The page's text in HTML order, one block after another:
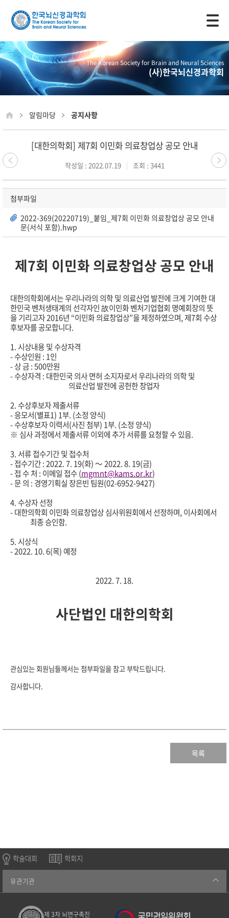
The Korean Society for Brain and Neural Sciences
(사)한국뇌신경과학회
알림마당 공지사항
[대한의학회] 제7회 이민화 의료창업상 공모 안내
작성일 : 2022.07.19 조회 : 3441
첨부파일
2022-369(20220719)_붙임_제7회 이민화 의료창업상 공모 안내
문(서식 포함).hwp
제7회 이민화 의료창업상 공모 안내
대한의학회에서는 우리나라의 의학 및 의료산업 발전에 크게 기여한 대
한민국 벤처생태계의 선각자인故이민화 벤처기업협회 명예회장의 뜻
을 기리고자2016년 “이민화 의료창업상”을 제정하였으며, 제7회 수상
후보자를 공모합니다.
1. 시상내용 및 수상자격
-수상인원 : 1인
-상 금: 500만원
-수상자격 : 대한민국 의사 면허 소지자로서 우리나라의 의학 및
의료산업 발전에 공헌한 창업자
2.수상후보자 제출서류
-응모서(별표1) 1부. (소정 양식)
-수상후보자 이력서(사진 첨부) 1부. (소정 양식)
※ 심사 과정에서 제출서류 이외에 추가 서류를 요청할 수 있음.
3. 서류 접수기간 및 접수처
-접수기간: 2022. 7. 19(화) ～2022. 8. 19(금)
-접 수 처 : 이메일 접수(mgmnt@kams.or.kr)
-문 의 : 경영기획실 장은빈 팀원(02-6952-9427)
4.수상자 선정
-대한의학회 이민화 의료창업상 심사위원회에서 선정하며, 이사회에서
최종 승인함.
5. 시상식
- 2022. 10. 6(목) 예정
2022. 7. 18.
사단법인 대한의학회
관심있는 회원님들께서는 첨부파일을 참고 부탁드립니다.
감사합니다.
목록
학술대회 학회지
유관기관
제 3차 뇌연구촉진